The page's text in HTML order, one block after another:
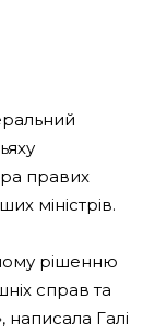
правих
міністрів.
рішенню
справ та
написала Галі